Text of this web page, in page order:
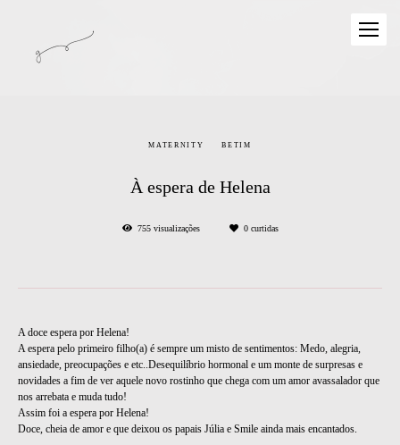
MATERNITY BETIM
À espera de Helena
755visualizações 0curtidas
A doce espera por Helena!
A espera pelo primeiro filho(a) é sempre um misto de sentimentos: Medo, alegria,
ansiedade, preocupações e etc..Desequilíbrio hormonal e um monte de surpresas e
novidades a fim de ver aquele novo rostinho que chega com um amor avassalador que
nos arrebata e muda tudo!
Assim foi a espera por Helena!
Doce, cheia de amor e que deixou os papais Júlia e Smile ainda mais encantados.